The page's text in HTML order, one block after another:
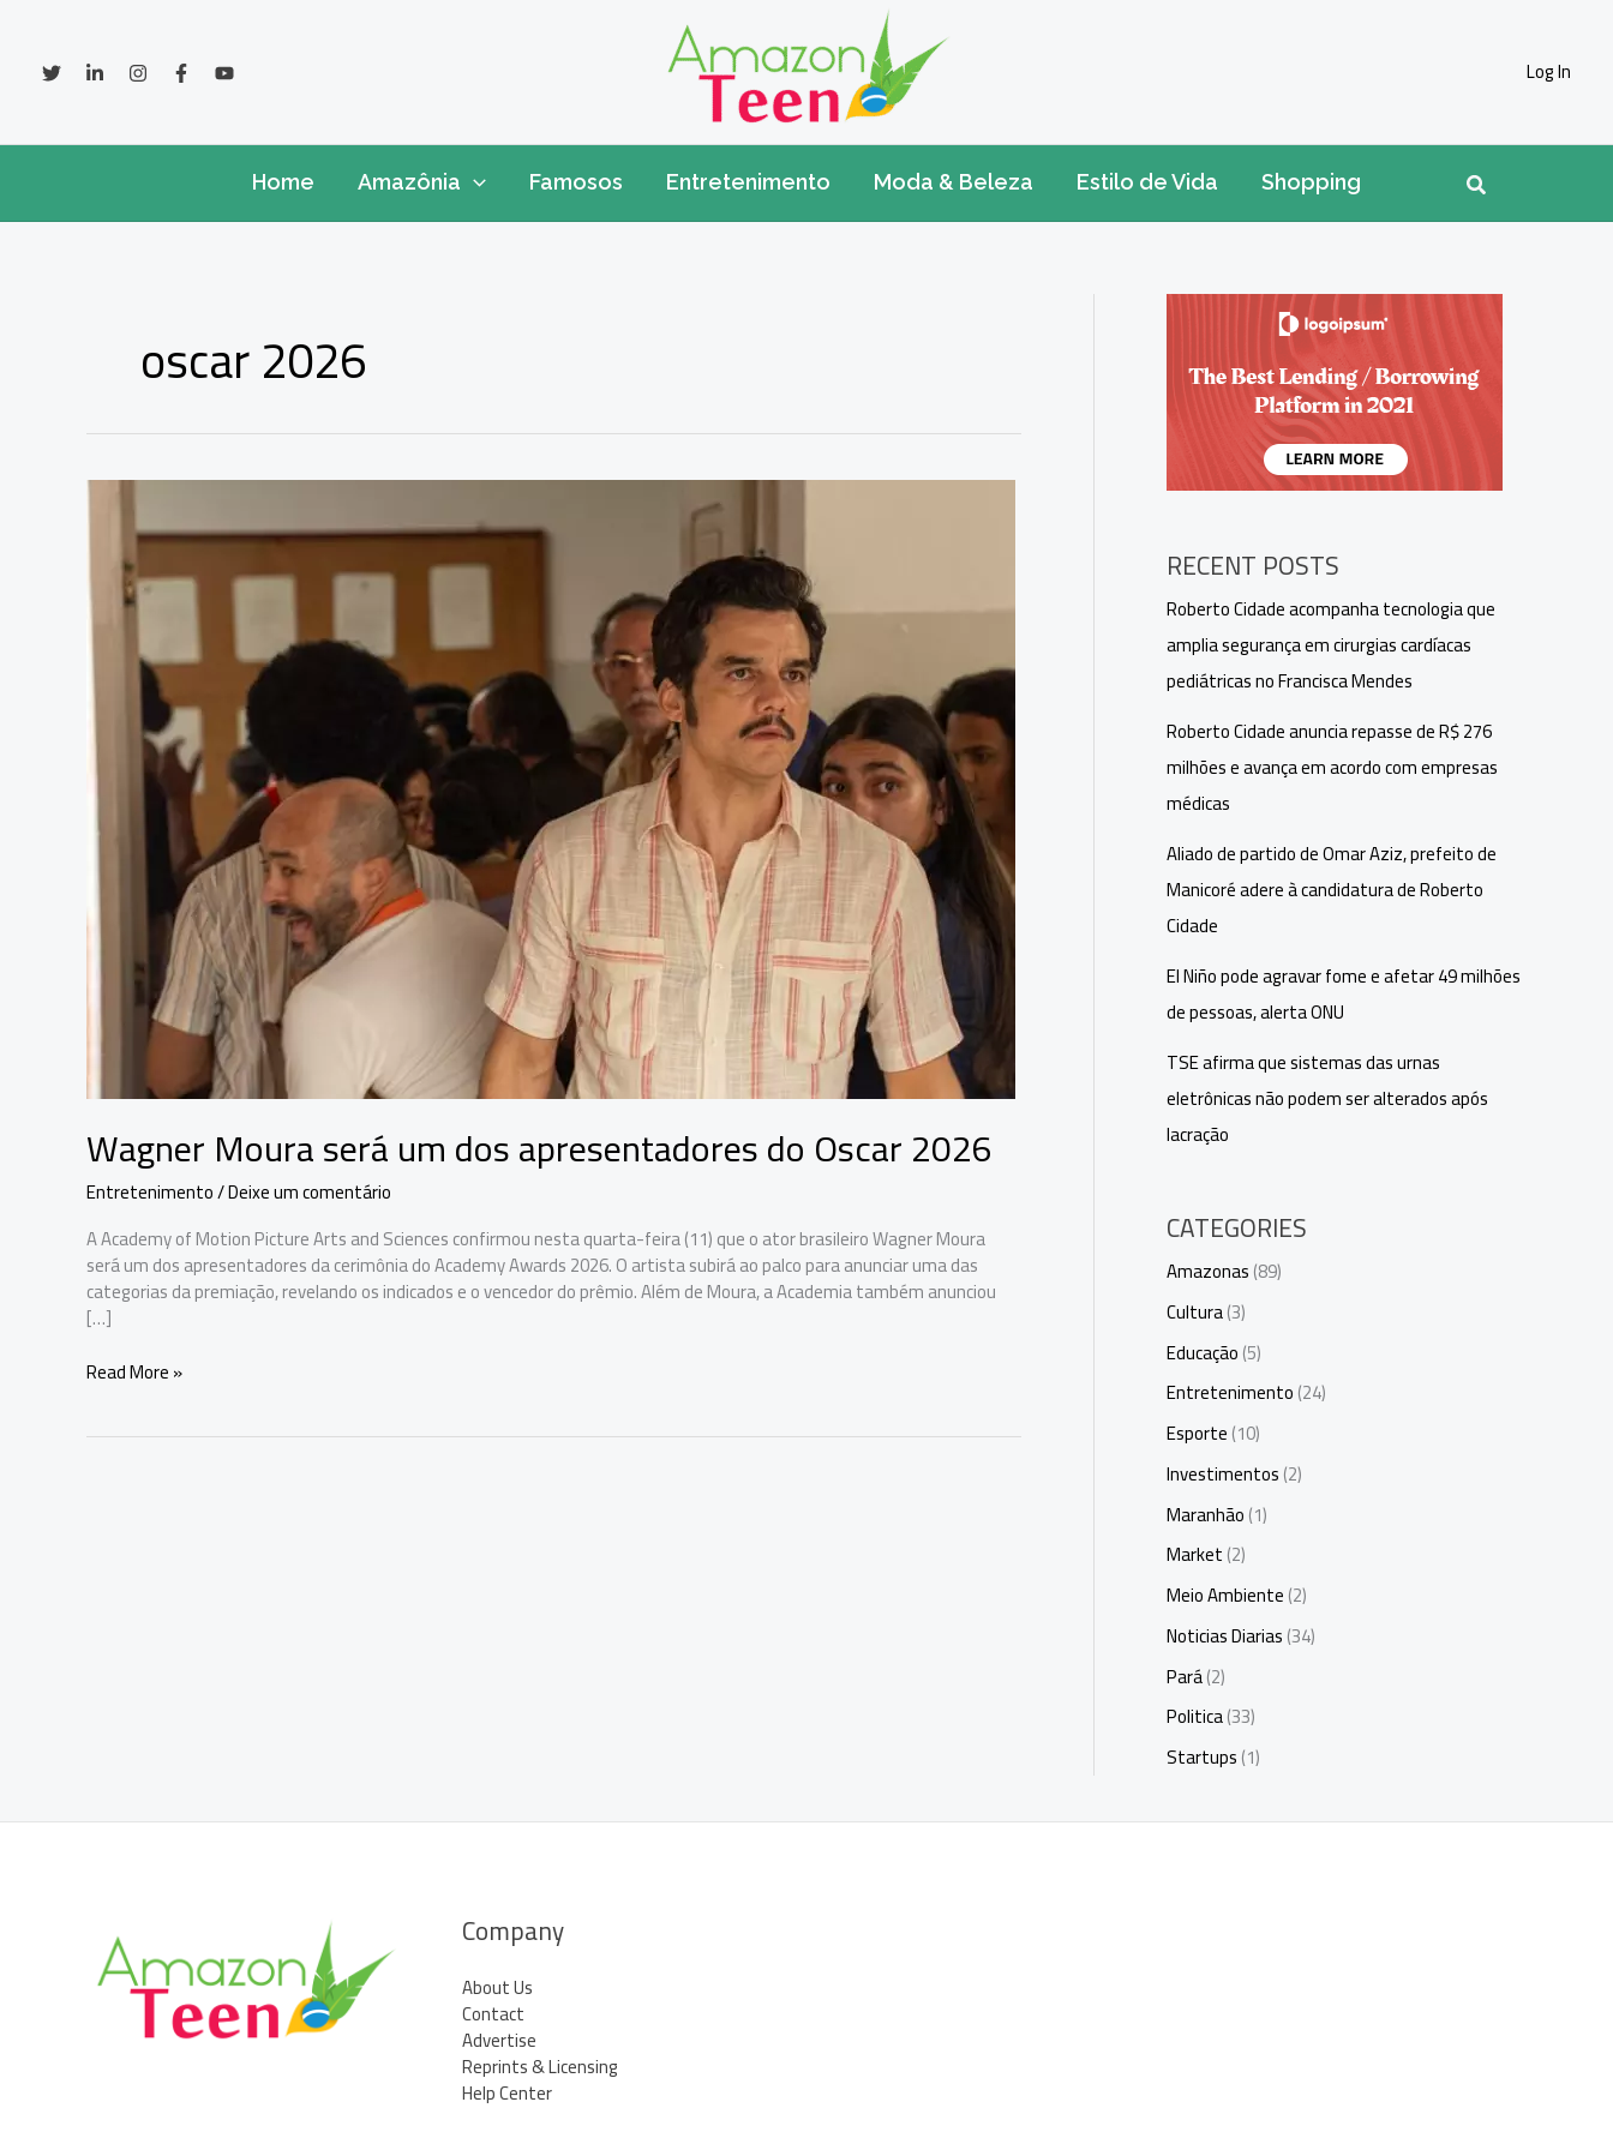
conteúdo
Log In
Home Amazônia Famosos Entretenimento Moda & Beleza Estilo de Vida Shopping Pesquisar
oscar 2026
Wagner Moura será um dos apresentadores do Oscar 2026
Entretenimento/Deixe um comentário
A Academy of Motion Picture Arts and Sciences confirmou nesta quarta-feira (11) que o ator brasileiro Wagner Moura
será um dos apresentadores da cerimônia do Academy Awards 2026. O artista subirá ao palco para anunciar uma das
categorias da premiação, revelando os indicados e o vencedor do prêmio. Além de Moura, a Academia também anunciou
[…]
Wagner
um
Read More »
RECENT POSTS
Roberto Cidade acompanha tecnologia que
amplia segurança em cirurgias cardíacas
pediátricas no Francisca Mendes
Roberto Cidade anuncia repasse de R$ 276
milhões e avança em acordo com empresas
médicas
Aliado de partido de Omar Aziz, prefeito de
Manicoré adere à candidatura de Roberto
Cidade
El Niño pode agravar fome e afetar 49 milhões
de pessoas, alerta ONU
TSE afirma que sistemas das urnas
eletrônicas não podem ser alterados após
lacração
CATEGORIES
Amazonas(89)
Cultura(3)
Educação(5)
Entretenimento(24)
Esporte(10)
Investimentos(2)
Maranhão(1)
Market(2)
Meio Ambiente(2)
Noticias Diarias(34)
Pará(2)
Politica(33)
Startups(1)
Company
About Us
Contact
Advertise
Reprints & Licensing
Help Center